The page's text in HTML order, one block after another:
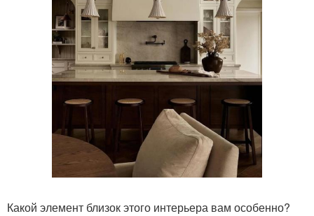
Какой элемент близок этого интерьера вам особенно?